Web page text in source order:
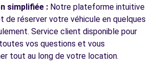
simplifiée : Notre plateforme intuitive
de réserver votre véhicule en quelques
Service client disponible pour
vos questions et vous
tout au long de votre location.